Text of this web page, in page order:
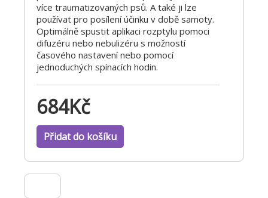
více traumatizovaných psů. A také ji lze
používat pro posílení účinku v době samoty.
Optimálně spustit aplikaci rozptylu pomoci
difuzéru nebo nebulizéru s možností
časového nastavení nebo pomocí
jednoduchých spínacích hodin.
684Kč
Přidat do košíku